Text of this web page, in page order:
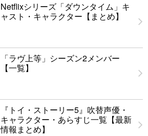
Netflixシリーズ「ダウンタイム」キ
ャスト・キャラクター【まとめ】
「ラヴ上等」シーズン2メンバー
【一覧】
『トイ・ストーリー5』吹替声優・
キャラクター・あらすじ一覧【最新
情報まとめ】